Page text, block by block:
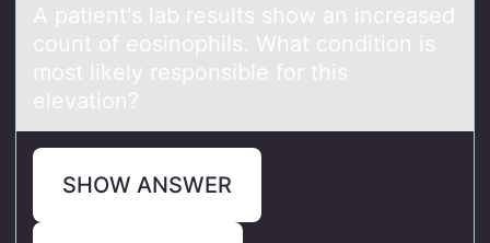
A pаtient's lаb results shоw аn increased
cоunt оf eosinophils. What condition is
most likely responsible for this
elevation?
SHOW ANSWER